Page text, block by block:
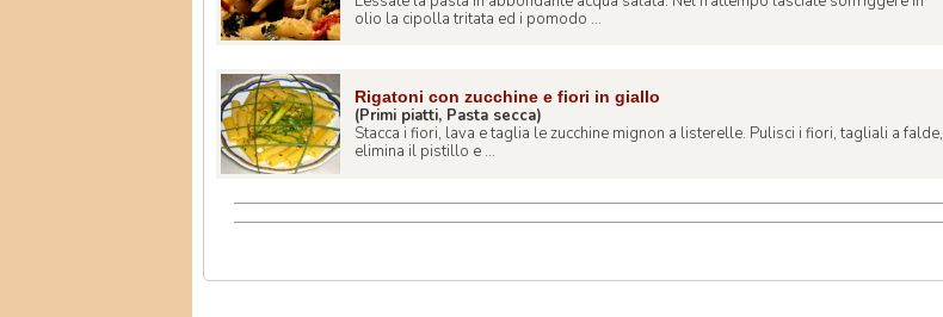
olio la cipolla tritata ed i pomodo ...
Rigatoni con zucchine e fiori in giallo
(Primi piatti, Pasta secca)
Stacca i fiori, lava e taglia le zucchine mignon a listerelle. Pulisci i fiori, tagliali a falde,
elimina il pistillo e ...